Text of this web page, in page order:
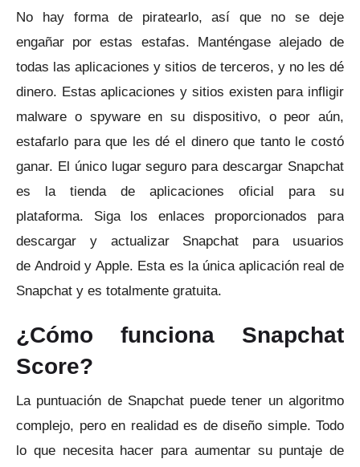
No hay forma de piratearlo, así que no se deje
engañar por estas estafas. Manténgase alejado de
todas las aplicaciones y sitios de terceros, y no les dé
dinero. Estas aplicaciones y sitios existen para infligir
malware o spyware en su dispositivo, o peor aún,
estafarlo para que les dé el dinero que tanto le costó
ganar. El único lugar seguro para descargar Snapchat
es la tienda de aplicaciones oficial para su
plataforma. Siga los enlaces proporcionados para
descargar y actualizar Snapchat para usuarios
deAndroid yApple. Esta es la única aplicación real de
Snapchat y es totalmente gratuita.
¿Cómo funciona Snapchat
Score?
La puntuación de Snapchat puede tener un algoritmo
complejo, pero en realidad es de diseño simple. Todo
lo que necesita hacer para aumentar su puntaje de